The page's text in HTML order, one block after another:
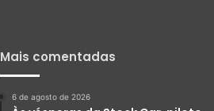
Mais comentadas
6 de agosto de 2026